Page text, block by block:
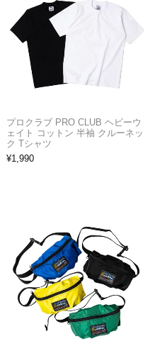
プロクラブ PRO CLUB ヘビーウ
ェイト コットン 半袖 クルーネッ
ク Tシャツ
¥1,990